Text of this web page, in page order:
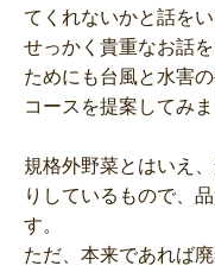
てくれないかと話をい
せっかく貴重なお話
ためにも台風と水害
コースを提案してみま
規格外野菜とはいえ
りしているもので、
す。
ただ、本来であれば